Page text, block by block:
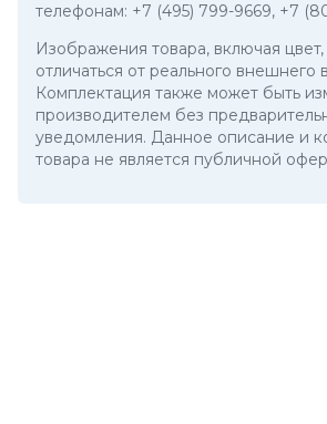
телефонам: +7 (495) 799-9669, +7
Изображения товара, включая цвет,
отличаться от реального внешнего
Комплектация также может быть
производителем без
уведомления. Данное описание и
товара не является публичной